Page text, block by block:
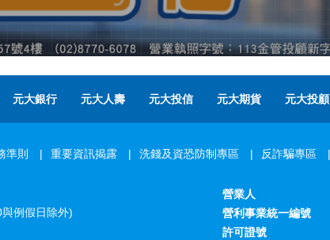
元大銀行 元大人壽 元大投信 元大期貨 元大投顧
準則 重要資訊揭露 洗錢及資恐防制專區 反詐騙專區
例假日除外)
營業人
營利事業統一編號
許可證號